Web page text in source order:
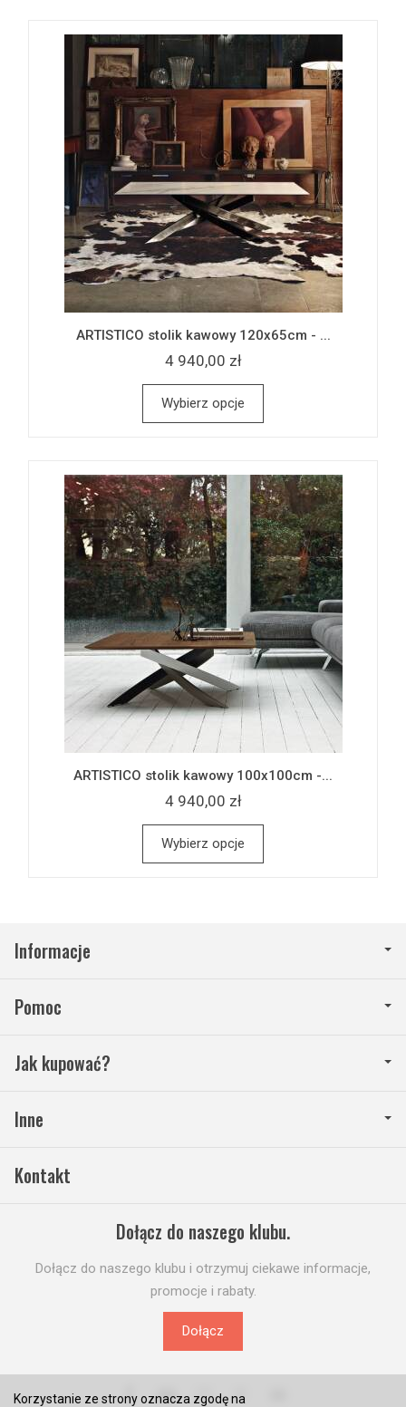
ARTISTICO stolik kawowy 120x65cm - ...
4 940,00 zł
Wybierz opcje
ARTISTICO stolik kawowy 100x100cm -...
4 940,00 zł
Wybierz opcje
Informacje
Pomoc
Jak kupować?
Inne
Kontakt
Dołącz do naszego klubu.
Dołącz do naszego klubu i otrzymuj ciekawe informacje,
promocje i rabaty.
Dołącz
Korzystanie ze strony oznacza zgodę na